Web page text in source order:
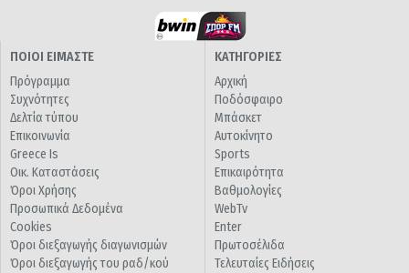
ΠΟΙΟΙ ΕΙΜΑΣΤΕ
Πρόγραμμα
Συχνότητες
Δελτία τύπου
Επικοινωνία
Greece Is
Οικ. Καταστάσεις
Όροι Χρήσης
Προσωπικά Δεδομένα
Cookies
Όροι διεξαγωγής διαγωνισμών
Όροι διεξαγωγής του ραδ/κού
ΚΑΤΗΓΟΡΙΕΣ
Αρχική
Ποδόσφαιρο
Μπάσκετ
Αυτοκίνητο
Sports
Επικαιρότητα
Βαθμολογίες
WebTv
Enter
Πρωτοσέλιδα
Τελευταίες Ειδήσεις